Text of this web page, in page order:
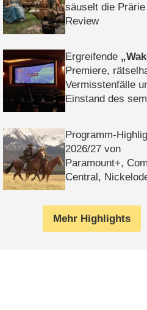
säuselt die
Review
Ergreifende
Premiere,
Vermisstenfälle
Einstand des
Programm-
2026/​27 von
Paramount+,
Central,
Mehr Highlights